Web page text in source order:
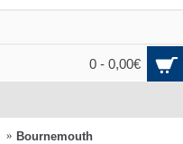
0 - 0,00€
Bournemouth